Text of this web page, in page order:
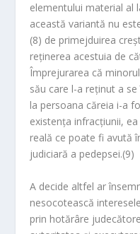
elementului material al
această variantă nu
(8) de primejduirea
reţinerea acestuia de
Împrejurarea că
său care l-a reţinut a
la persoana căreia i-a
existenţa infracţiunii,
reală ce poate fi avută
judiciară a pedepsei.(9)
A decide altfel ar
nesocotească
prin hotărâre